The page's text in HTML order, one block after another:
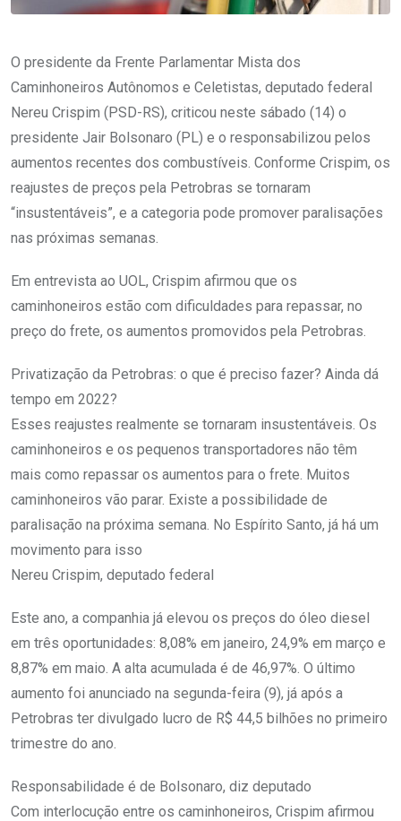
O presidente da Frente Parlamentar Mista dos
Caminhoneiros Autônomos e Celetistas, deputado federal
Nereu Crispim (PSD-RS), criticou neste sábado (14) o
presidente Jair Bolsonaro (PL) e o responsabilizou pelos
aumentos recentes dos combustíveis. Conforme Crispim, os
reajustes de preços pela Petrobras se tornaram
“insustentáveis”, e a categoria pode promover paralisações
nas próximas semanas.
Em entrevista ao UOL, Crispim afirmou que os
caminhoneiros estão com dificuldades para repassar, no
preço do frete, os aumentos promovidos pela Petrobras.
Privatização da Petrobras: o que é preciso fazer? Ainda dá
tempo em 2022?
Esses reajustes realmente se tornaram insustentáveis. Os
caminhoneiros e os pequenos transportadores não têm
mais como repassar os aumentos para o frete. Muitos
caminhoneiros vão parar. Existe a possibilidade de
paralisação na próxima semana. No Espírito Santo, já há um
movimento para isso
Nereu Crispim, deputado federal
Este ano, a companhia já elevou os preços do óleo diesel
em três oportunidades: 8,08% em janeiro, 24,9% em março e
8,87% em maio. A alta acumulada é de 46,97%. O último
aumento foi anunciado na segunda-feira (9), já após a
Petrobras ter divulgado lucro de R$ 44,5 bilhões no primeiro
trimestre do ano.
Responsabilidade é de Bolsonaro, diz deputado
Com interlocução entre os caminhoneiros, Crispim afirmou